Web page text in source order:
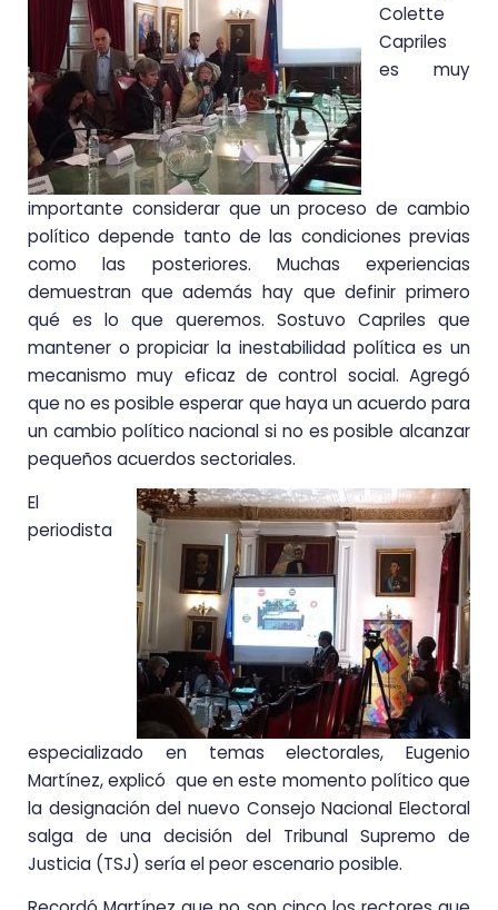
Colette
Capriles
es muy
importante considerar que un proceso de cambio
político depende tanto de las condiciones previas
como las posteriores. Muchas experiencias
demuestran que además hay que definir primero
qué es lo que queremos. Sostuvo Capriles que
mantener o propiciar la inestabilidad política es un
mecanismo muy eficaz de control social. Agregó
que no es posible esperar que haya un acuerdo para
un cambio político nacional si no es posible alcanzar
pequeños acuerdos sectoriales.
El
periodista
especializado en temas electorales, Eugenio
Martínez, explicó que en este momento político que
la designación del nuevo Consejo Nacional Electoral
salga de una decisión del Tribunal Supremo de
Justicia (TSJ) sería el peor escenario posible.